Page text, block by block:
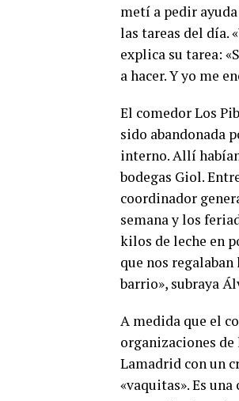
metí a pedir
las tareas del día.
explica su tarea:
a hacer. Y yo me
El comedor Los
sido abandonada
interno. Allí
bodegas Giol.
coordinador
semana y los
kilos de leche en
que nos
barrio», subraya
A medida que el
organizaciones de
Lamadrid con un
«vaquitas». Es